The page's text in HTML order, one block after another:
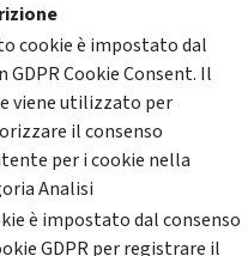
cookie è impostato dal
GDPR Cookie Consent. Il
viene utilizzato per
il consenso
per i cookie nella
Analisi
è impostato dal consenso
GDPR per registrare il